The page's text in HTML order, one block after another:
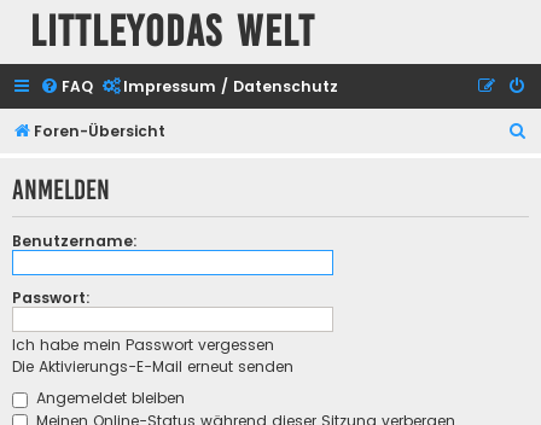
Littleyodas Welt
FAQ Impressum / Datenschutz
Foren-Übersicht
h
Anmelden
Benutzername:
Passwort:
Ich habe mein Passwort vergessen
Die Aktivierungs-E-Mail erneut senden
Angemeldet bleiben
Meinen Online-Status während dieser Sitzung verbergen